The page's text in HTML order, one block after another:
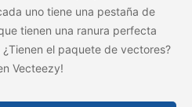
uno tiene una pestaña de
tienen una ranura perfecta
el paquete de vectores?
Vecteezy!